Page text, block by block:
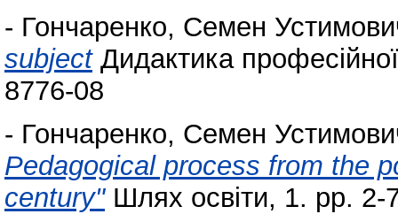
- Гончаренко, Семен
subjectДидактика
8776-08
- Гончаренко, Семен
Pedagogical process from the
century"Шлях освіти, 1. pp. 2-